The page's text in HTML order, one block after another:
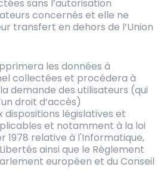
sans l’autorisation
concernés et elle ne
transfert en dehors de l’Union
les données à
collectées et procédera à
demande des utilisateurs (qui
droit d’accès)
législatives et
et notamment à la loi
1978 relative à l'Informatique,
ainsi que le Règlement
européen et du Conseil